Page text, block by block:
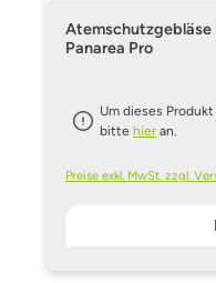
Atemschutzgebläse
Panarea Pro
Um dieses
bitte hier an.
Preise exkl. MwSt. zzgl.